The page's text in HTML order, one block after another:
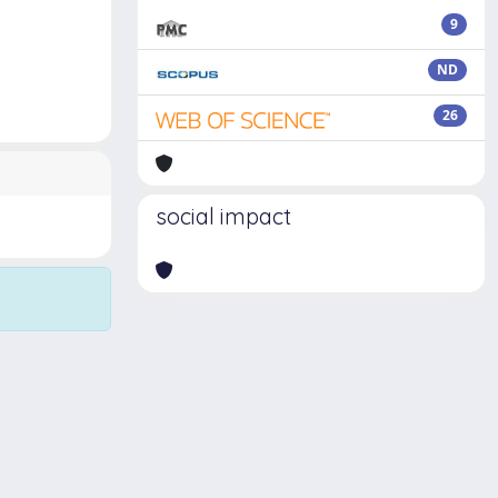
9
ND
26
social impact